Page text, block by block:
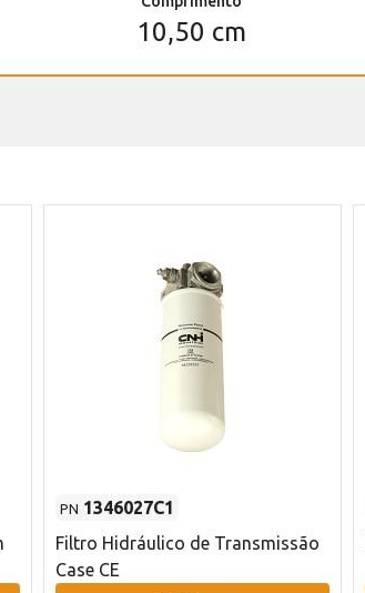
10,50 cm
PN 1346027C1
Filtro Hidráulico de Transmissão
Case CE